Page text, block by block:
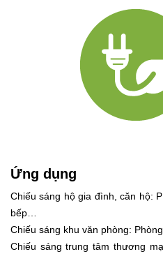
Ứng dụng
Chiếu sáng hộ gia đình, căn hộ:
bếp…
Chiếu sáng khu văn phòng:
Chiếu sáng trung tâm thương